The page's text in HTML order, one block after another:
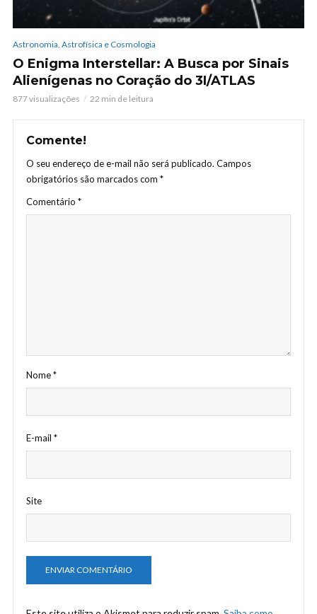
Astronomia, Astrofísica e Cosmologia
O Enigma Interstellar: A Busca por Sinais
Alienígenas no Coração do 3I/ATLAS
877 visualizações 22 min de leitura
Comente!
O seu endereço de e-mail não será publicado. Campos
obrigatórios são marcados com *
Comentário *
Nome*
E-mail *
Site